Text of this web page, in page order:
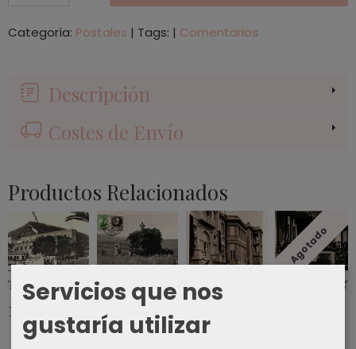
Categoría: Postales | Tags: | Comentarios
Descripción
Costes de Envío
Productos Relacionados
TARJETA POSTAL CUARTEL DE MATA - LAS...
12,84 €
TARJETA POSTAL RECOGIDA DE TRIGO...
25,00 €
TARJETA POSTAL PUERTO DE
10,00 €
Agotado
TARJETA
Servicios que nos
gustaría utilizar